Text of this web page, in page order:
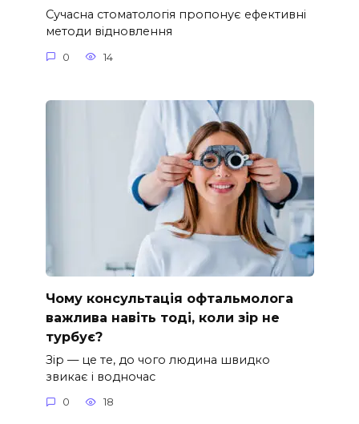
Сучасна стоматологія пропонує ефективні
методи відновлення
0 14
Чому консультація офтальмолога
важлива навіть тоді, коли зір не
турбує?
Зір — це те, до чого людина швидко
звикає і водночас
0 18